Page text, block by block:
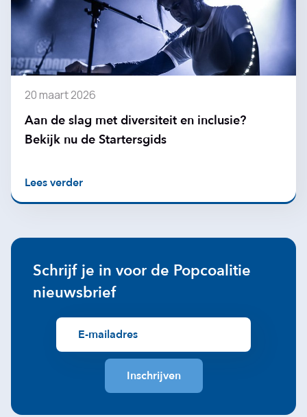
20 maart 2026
Aan de slag met diversiteit en inclusie?
Bekijk nu de Startersgids
Lees verder
Schrijf je in voor de Popcoalitie
nieuwsbrief